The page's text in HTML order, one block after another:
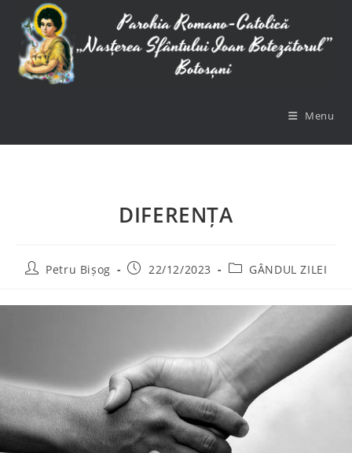
content
Menu
DIFERENȚA
PostPetru Bișog
Post22/12/2023
PostGÂNDUL ZILEI